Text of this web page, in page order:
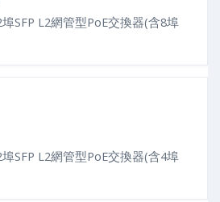
SFP L2網管型PoE交換器(含8埠
SFP L2網管型PoE交換器(含4埠